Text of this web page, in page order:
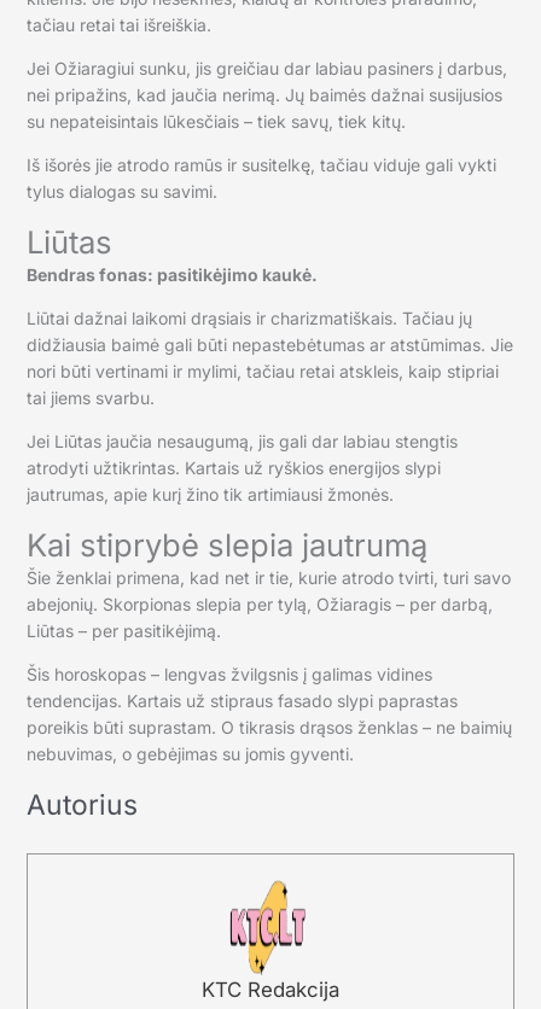
tačiau retai tai išreiškia.
Jei Ožiaragiui sunku, jis greičiau dar labiau pasiners į darbus,
nei pripažins, kad jaučia nerimą. Jų baimės dažnai susijusios
su nepateisintais lūkesčiais – tiek savų, tiek kitų.
Iš išorės jie atrodo ramūs ir susitelkę, tačiau viduje gali vykti
tylus dialogas su savimi.
Liūtas
Bendras fonas: pasitikėjimo kaukė.
Liūtai dažnai laikomi drąsiais ir charizmatiškais. Tačiau jų
didžiausia baimė gali būti nepastebėtumas ar atstūmimas. Jie
nori būti vertinami ir mylimi, tačiau retai atskleis, kaip stipriai
tai jiems svarbu.
Jei Liūtas jaučia nesaugumą, jis gali dar labiau stengtis
atrodyti užtikrintas. Kartais už ryškios energijos slypi
jautrumas, apie kurį žino tik artimiausi žmonės.
Kai stiprybė slepia jautrumą
Šie ženklai primena, kad net ir tie, kurie atrodo tvirti, turi savo
abejonių. Skorpionas slepia per tylą, Ožiaragis – per darbą,
Liūtas – per pasitikėjimą.
Šis horoskopas – lengvas žvilgsnis į galimas vidines
tendencijas. Kartais už stipraus fasado slypi paprastas
poreikis būti suprastam. O tikrasis drąsos ženklas – ne baimių
nebuvimas, o gebėjimas su jomis gyventi.
Autorius
KTC Redakcija